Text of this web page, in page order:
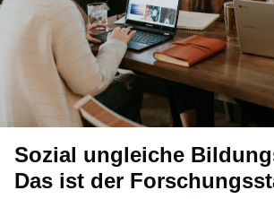
Sozial ungleiche
Das ist der